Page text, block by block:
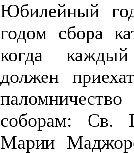
Юбилейный
годом сбора
когда
должен
соборам: Св.
Марии